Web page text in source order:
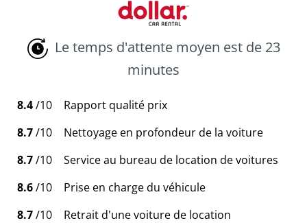
Le temps d'attente moyen est de 23
minutes
8.4/10
Rapport qualité prix
8.7/10
Nettoyage en profondeur de la voiture
8.7/10
Service au bureau de location de voitures
8.6/10
Prise en charge du véhicule
8.7/10 Retrait d'une voiture de location